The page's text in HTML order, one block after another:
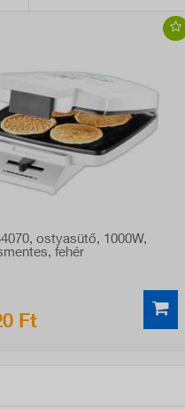
ostyasütő, 1000W,
fehér
Ft